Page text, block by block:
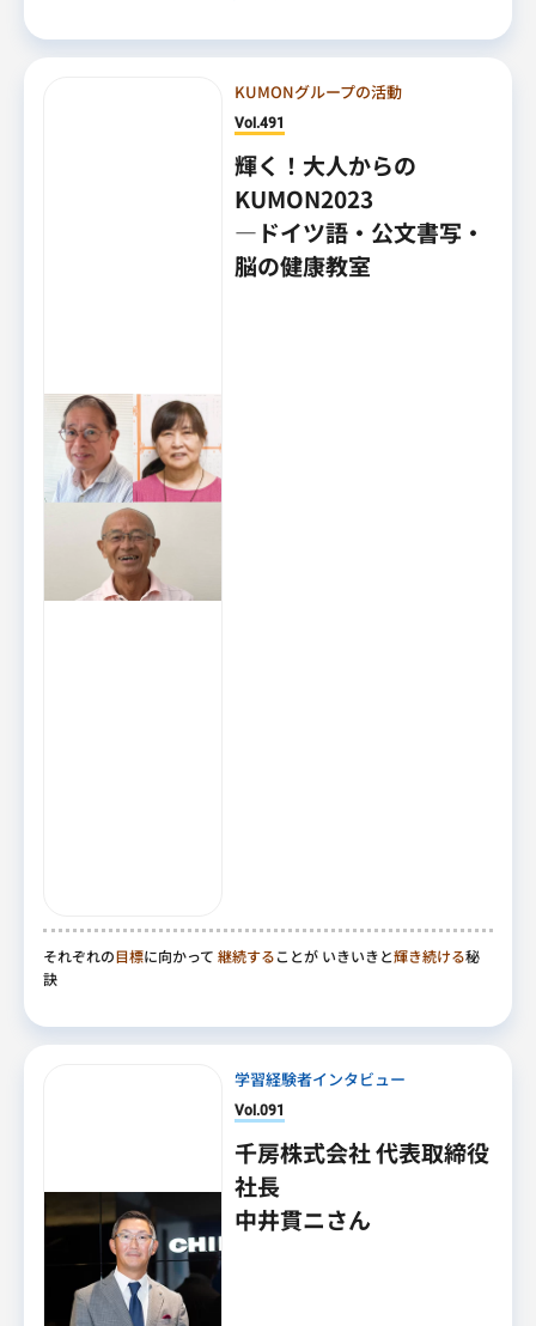
KUMONグループの活動
Vol.491
輝く！大人からの
KUMON2023
―ドイツ語・公文書写・
脳の健康教室
それぞれの目標に向かって 継続することが いきいきと輝き続ける秘
訣
学習経験者インタビュー
Vol.091
千房株式会社 代表取締役
社長
中井貫ニさん